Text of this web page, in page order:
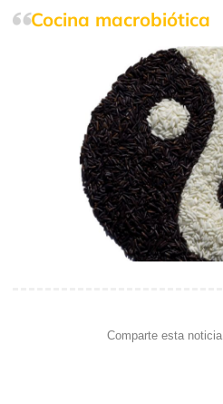
Cocina macrobiótica
Comparte esta noticia